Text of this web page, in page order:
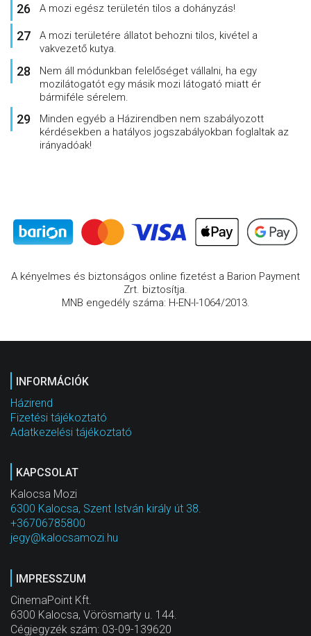
A mozi egész területén tilos a dohányzás!
A mozi területére állatot behozni tilos, kivétel a
vakvezető kutya.
Nem áll módunkban felelőséget vállalni, ha egy
mozilátogatót egy másik mozi látogató miatt ér
bármiféle sérelem.
Minden egyéb a Házirendben nem szabályozott
kérdésekben a hatályos jogszabályokban foglaltak az
irányadóak!
A kényelmes és biztonságos online fizetést a Barion Payment
Zrt. biztosítja.
MNB engedély száma: H-EN-I-1064/2013.
INFORMÁCIÓK
Házirend
Fizetési tájékoztató
Adatkezelési tájékoztató
KAPCSOLAT
Kalocsa Mozi
6300 Kalocsa, Szent István király út 38.
+36706785800
jegy@kalocsamozi.hu
IMPRESSZUM
CinemaPoint Kft.
6300 Kalocsa, Vörösmarty u. 144.
Cégjegyzék szám: 03-09-139620